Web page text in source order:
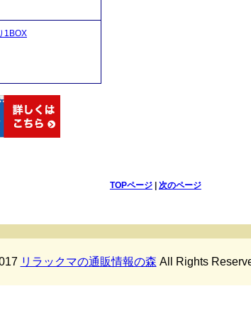
1BOX
TOPページ| 次のページ
リラックマの通販情報の森 All Rights